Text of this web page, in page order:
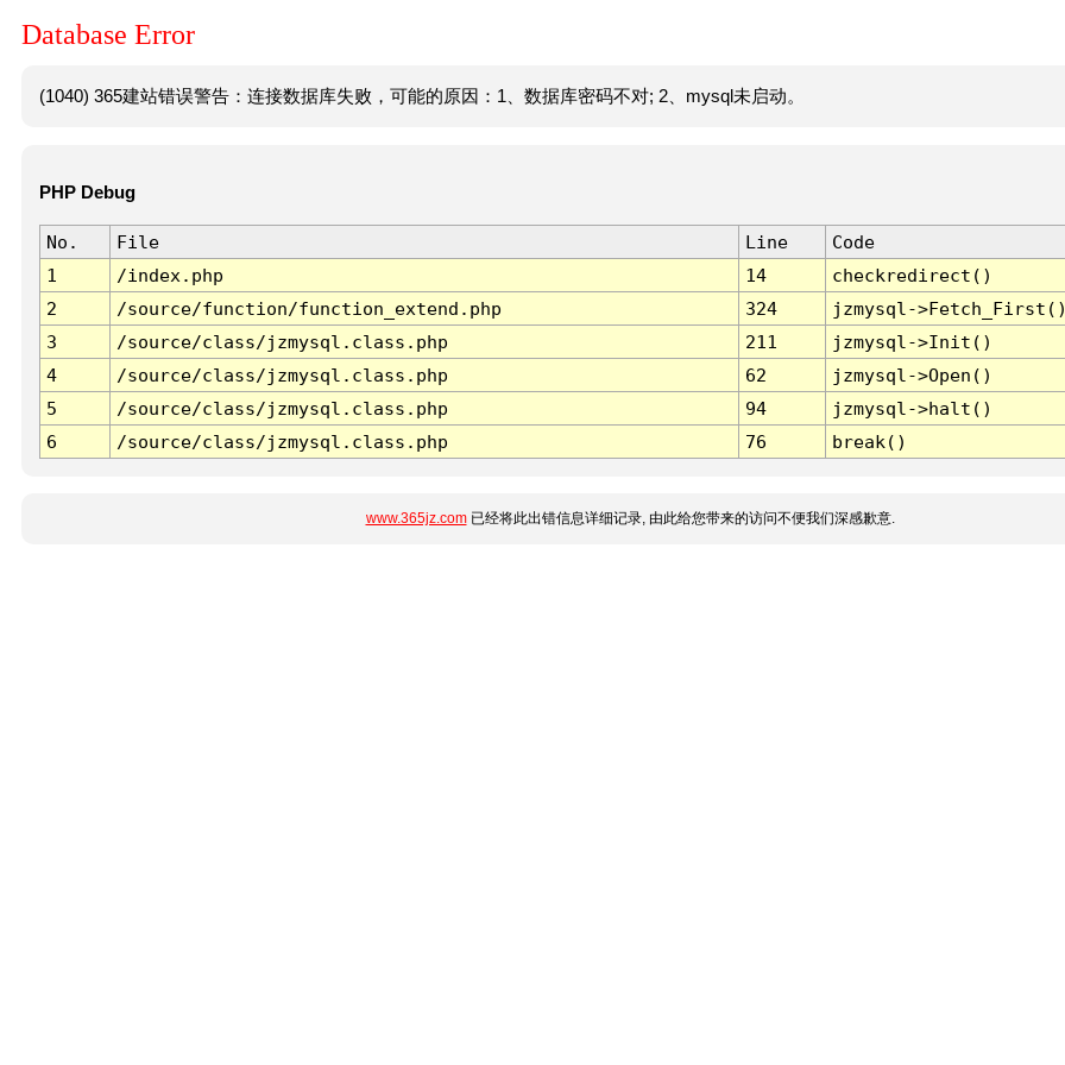
Database Error
(1040) 365建站错误警告：连接数据库失败，可能的原因：1、数据库密码不对; 2、mysql未启动。
PHP Debug
No. File Line
Code
1
/index.php 14
checkredirect()
2
/source/function/function_extend.php 324
jzmysql-
3
/source/class/jzmysql.class.php 211
jzmysql->Init()
4
/source/class/jzmysql.class.php 62
jzmysql->Open()
5
/source/class/jzmysql.class.php 94
jzmysql->halt()
6
/source/class/jzmysql.class.php 76 break()
www.365jz.com已经将此出错信息详细记录, 由此给您带来的访问不便我们深感歉意.